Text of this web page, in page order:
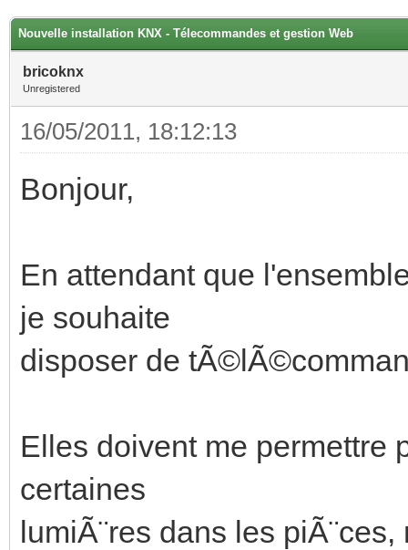
Nouvelle installation KNX - Télecommandes et gestion Web
bricoknx
Unregistered
16/05/2011, 18:12:13
Bonjour,
En attendant que
je souhaite
disposer de
Elles doivent me permettre
certaines
lumiÃ¨res dans les